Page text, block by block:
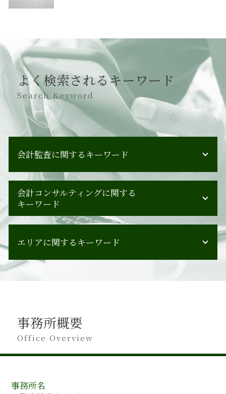
よく検索されるキーワード
Search Keyword
会計監査に関するキーワード
会計監査 人数
会計監査 重要性
監査 対応
会計監査 受けない
会計監査 必要性
会計監査 種類
会計監査人とは 会社法
会計監査人 監査役 違い
会計監査 書類
会計監査 企業
会計監査 何する
会計コンサルティングに関する
キーワード
人材育成 教育
経営計画策定
組織再編 会社法
経営計画書 書き方
組織再編 会計
人材育成 コンサル
組織再編 スキーム
エリアに関するキーワード
京都府 会計監査
山梨県 会計監査
青森県 会計コンサルティング
事務所概要
Office Overview
事務所名